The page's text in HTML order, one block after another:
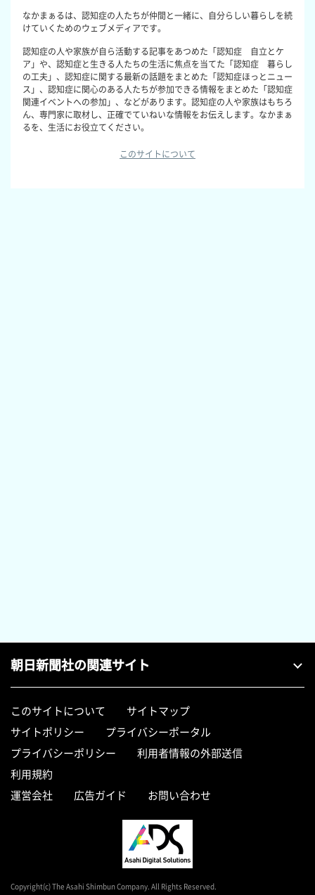
なかまぁるは、認知症の人たちが仲間と一緒に、自分らしい暮らしを続
けていくためのウェブメディアです。
認知症の人や家族が自ら活動する記事をあつめた「認知症 自立とケ
ア」や、認知症と生きる人たちの生活に焦点を当てた「認知症 暮らし
の工夫」、認知症に関する最新の話題をまとめた「認知症ほっとニュー
ス」、認知症に関心のある人たちが参加できる情報をまとめた「認知症
関連イベントへの参加」、などがあります。認知症の人や家族はもちろ
ん、専門家に取材し、正確でていねいな情報をお伝えします。なかまぁ
るを、生活にお役立てください。
このサイトについて
朝日新聞社の関連サイト
このサイトについて
サイトマップ
サイトポリシー
プライバシーポータル
プライバシーポリシー
利用者情報の外部送信
利用規約
運営会社
広告ガイド お問い合わせ
Copyright(c) The Asahi Shimbun Company. All Rights Reserved.